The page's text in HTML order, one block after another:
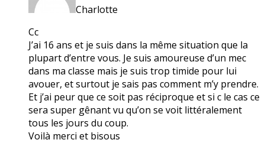
Charlotte
Cc
J’ai 16 ans et je suis dans la même situation que la
plupart d’entre vous. Je suis amoureuse d’un mec
dans ma classe mais je suis trop timide pour lui
avouer, et surtout je sais pas comment m’y prendre.
Et j’ai peur que ce soit pas réciproque et si c le cas ce
sera super gênant vu qu’on se voit littéralement
tous les jours du coup.
Voilà merci et bisous